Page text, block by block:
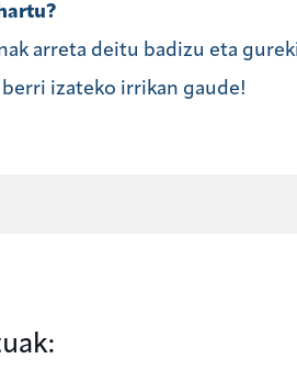
arreta deitu badizu eta
berri izateko irrikan gaude!